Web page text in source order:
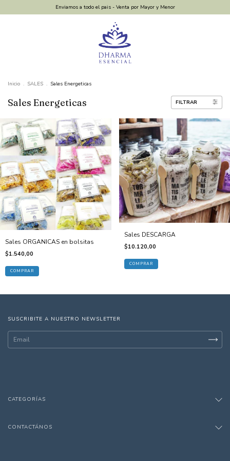
Enviamos a todo el pais - Venta por Mayor y Menor
Inicio . SALES . Sales Energeticas
Sales Energeticas FILTRAR
Sales ORGANICAS en bolsitas
$1.540,00
COMPRAR
Sales DESCARGA
$10.120,00
COMPRAR
SUSCRIBITE A NUESTRO NEWSLETTER
CATEGORÍAS
CONTACTÁNOS